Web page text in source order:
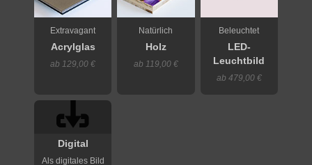
Extravagant
Acrylglas
ab 129,00 €
Natürlich
Holz
ab 119,00 €
Beleuchtet
LED-
Leuchtbild
ab 479,00 €
Digital
Als digitales Bild